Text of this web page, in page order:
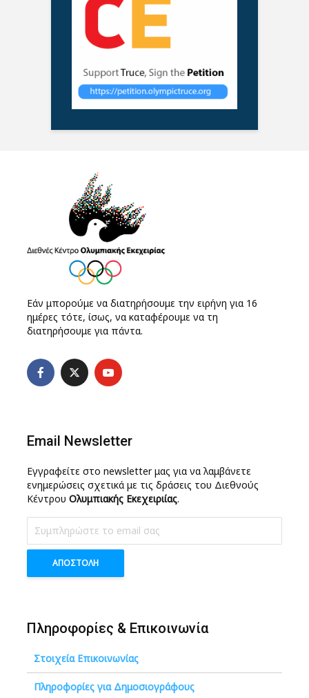
Εάν μπορούμε να διατηρήσουμε την ειρήνη για 16
ημέρες τότε, ίσως, να καταφέρουμε να τη
διατηρήσουμε για πάντα.
Email Newsletter
Εγγραφείτε στο newsletter μας για να λαμβάνετε
ενημερώσεις σχετικά με τις δράσεις του Διεθνούς
Κέντρου Ολυμπιακής Εκεχειριίας.
Πληροφορίες & Επικοινωνία
Στοιχεία Επικοινωνίας
Πληροφορίες για Δημοσιογράφους